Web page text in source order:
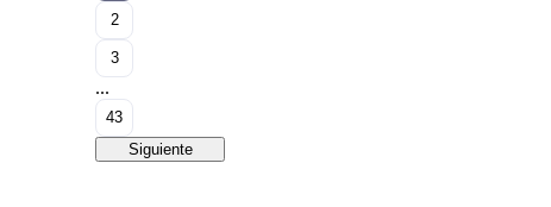
2
3
...
43
Siguiente